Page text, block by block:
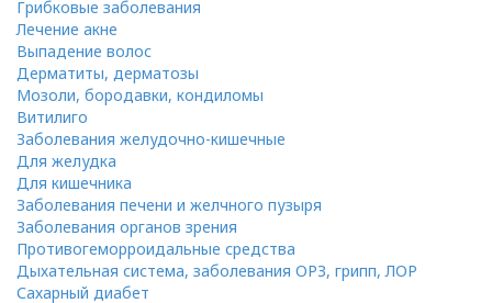
Грибковые заболевания
Лечение акне
Выпадение волос
Дерматиты, дерматозы
Мозоли, бородавки, кондиломы
Витилиго
Заболевания желудочно-кишечные
Для желудка
Для кишечника
Заболевания печени и желчного пузыря
Заболевания органов зрения
Противогеморроидальные средства
Дыхательная система, заболевания ОРЗ, грипп, ЛОР
Сахарный диабет